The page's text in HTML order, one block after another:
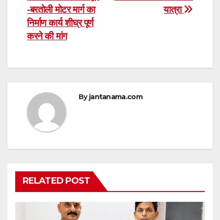
यात्रा
-बरतोली मोटर मार्ग का
निर्माण कार्य शीघ्र पूर्ण
करने की मांग
Byjantanama.com
RELATED POST